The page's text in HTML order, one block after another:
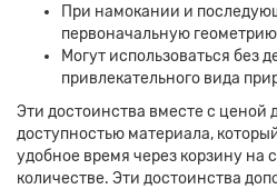
При намокании и
первоначальную
Могут использоваться без
привлекательного вида
Эти достоинства вместе с ценой
доступностью материала,
удобное время через корзину на
количестве. Эти достоинства